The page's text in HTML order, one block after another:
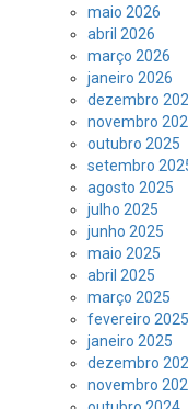
maio 2026
abril 2026
março 2026
janeiro 2026
dezembro
novembro
outubro 2025
setembro
agosto 2025
julho 2025
junho 2025
maio 2025
abril 2025
março 2025
fevereiro 2025
janeiro 2025
dezembro
novembro